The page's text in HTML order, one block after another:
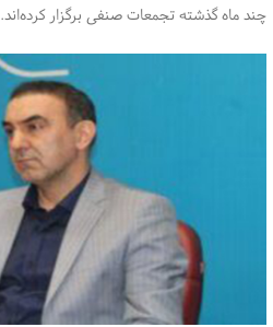
چند ماه گذشته تجمعات صنفی برگزار کرده‌اند.